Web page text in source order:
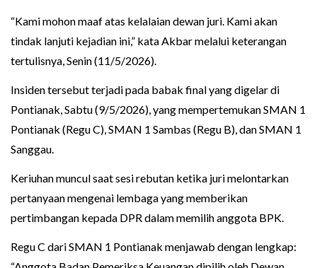
“Kami mohon maaf atas kelalaian dewan juri. Kami akan
tindak lanjuti kejadian ini,” kata Akbar melalui keterangan
tertulisnya, Senin (11/5/2026).
Insiden tersebut terjadi pada babak final yang digelar di
Pontianak, Sabtu (9/5/2026), yang mempertemukan SMAN 1
Pontianak (Regu C), SMAN 1 Sambas (Regu B), dan SMAN 1
Sanggau.
Keriuhan muncul saat sesi rebutan ketika juri melontarkan
pertanyaan mengenai lembaga yang memberikan
pertimbangan kepada DPR dalam memilih anggota BPK.
Regu C dari SMAN 1 Pontianak menjawab dengan lengkap: